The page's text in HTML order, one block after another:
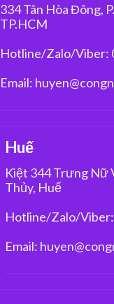
334 Tân Hòa Đông,
TP.HCM
Hotline/Zalo/Viber:
Email:
Huế
Kiệt 344 Trưng Nữ
Thủy, Huế
Hotline/Zalo/
Email: